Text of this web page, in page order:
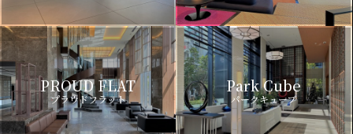
PROUD FLAT
プラウドフラット
Park Cube
パークキューブ